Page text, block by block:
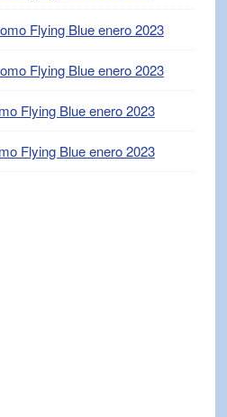
Flying Blue enero 2023
Flying Blue enero 2023
Flying Blue enero 2023
Flying Blue enero 2023